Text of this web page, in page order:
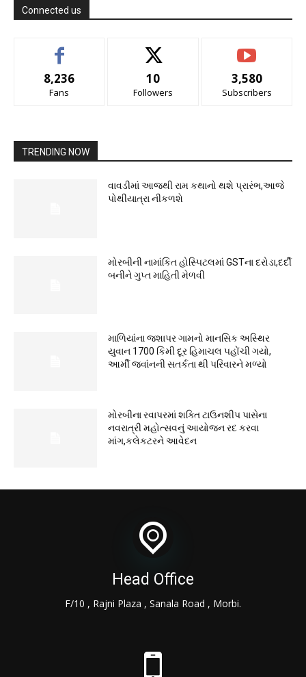
Connected us
8,236
Fans
10
Followers
3,580
Subscribers
TRENDING NOW
વાવડીમાં આજથી રામ કથાનો થશે પ્રારંભ,આજે
પોથીયાત્રા નીકળશે
મોરબીની નામાંકિત હોસ્પિટલમાં GSTના દરોડા,દર્દી
બનીને ગુપ્ત માહિતી મેળવી
માળિયાંના જશાપર ગામનો માનસિક અસ્થિર
યુવાન 1700 કિમી દૂર હિમાચલ પહોંચી ગયો,
આર્મી જવાંનની સતર્કતા થી પરિવારને મળ્યો
મોરબીના રવાપરમાં શક્તિ ટાઉનશીપ પાસેના
નવરાત્રી મહોત્સવનું આયોજન રદ કરવા
માંગ,કલેકટરને આવેદન
Head Office
F/10 , Rajni Plaza , Sanala Road , Morbi.